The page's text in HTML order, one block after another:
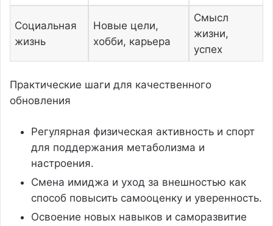
Социальная
жизнь
Новые цели,
хобби, карьера
Смысл
жизни,
успех
Практические шаги для качественного
обновления
Регулярная физическая активность и спорт
для поддержания метаболизма и
настроения.
Смена имиджа и уход за внешностью как
способ повысить самооценку и уверенность.
Освоение новых навыков и саморазвитие